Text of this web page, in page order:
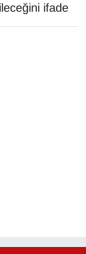
ifade